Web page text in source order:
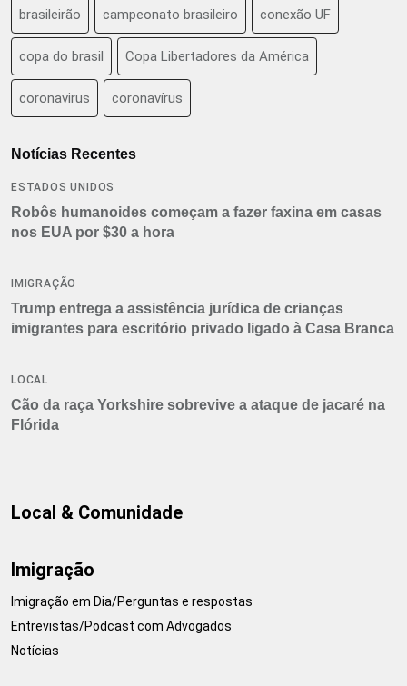
brasileirão campeonato brasileiro conexão UF
copa do brasil Copa Libertadores da América
coronavirus coronavírus
Notícias Recentes
ESTADOS UNIDOS
Robôs humanoides começam a fazer faxina em casas
nos EUA por $30 a hora
IMIGRAÇÃO
Trump entrega a assistência jurídica de crianças
imigrantes para escritório privado ligado à Casa Branca
LOCAL
Cão da raça Yorkshire sobrevive a ataque de jacaré na
Flórida
Local & Comunidade
Imigração
Imigração em Dia/Perguntas e respostas
Entrevistas/Podcast com Advogados
Notícias